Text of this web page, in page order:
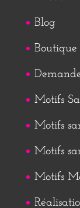
Blog
Boutique
Motifs
Motifs
Motifs
Motifs